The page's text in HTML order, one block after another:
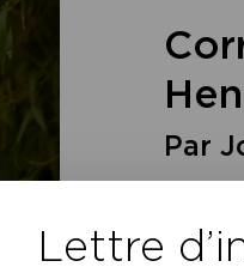
Par
Lettre